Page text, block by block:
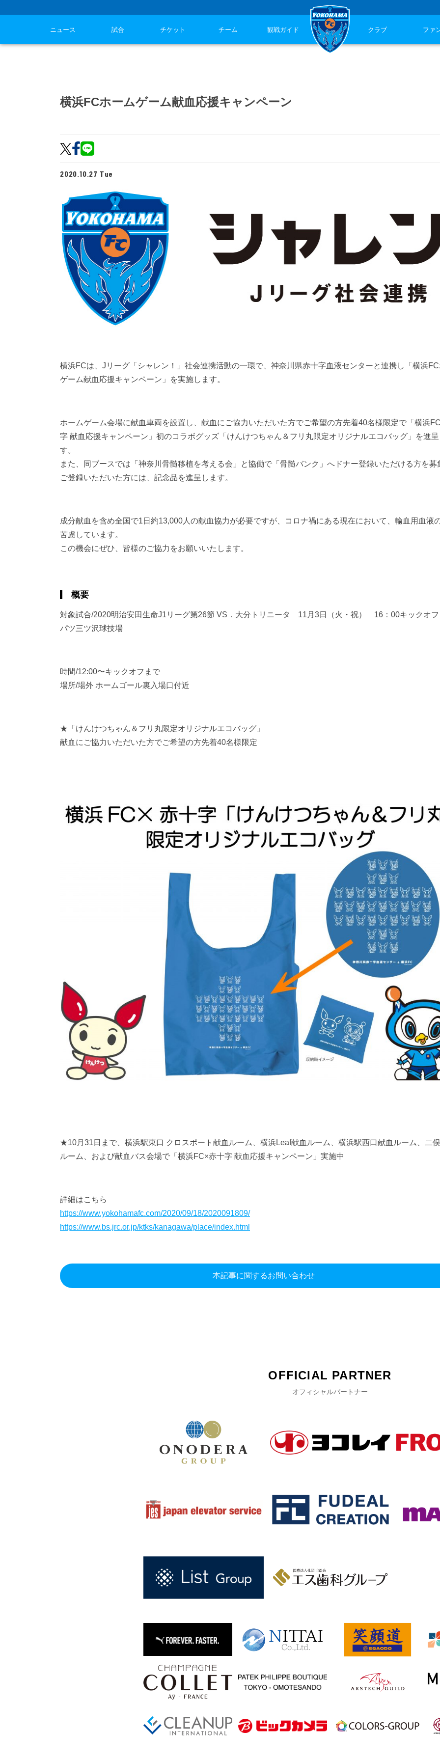
ニュース 試合 チケット チーム 観戦ガイド クラブ ファ
横浜FCホームゲーム献血応援キャンペーン
2020.10.27 Tue
横浜FCは、Jリーグ「シャレン！」社会連携活動の一環で、神奈川県赤十字血液センターと連携し「横浜
ゲーム献血応援キャンペーン」を実施します。
ホームゲーム会場に献血車両を設置し、献血にご協力いただいた方でご希望の方先着40名様限定で「横浜
字 献血応援キャンペーン」初のコラボグッズ「けんけつちゃん＆フリ丸限定オリジナルエコバッグ」を進
す。
また、同ブースでは「神奈川骨髄移植を考える会」と協働で「骨髄バンク」へドナー登録いただける方を募
ご登録いただいた方には、記念品を進呈します。
成分献血を含め全国で1日約13,000人の献血協力が必要ですが、コロナ禍にある現在において、輸血用血液
苦慮しています。
この機会にぜひ、皆様のご協力をお願いいたします。
概要
対象試合/2020明治安田生命J1リーグ第26節 VS．大分トリニータ 11月3日（火・祝） 16：00キックオフ
パツ三ツ沢球技場
時間/12:00〜キックオフまで
場所/場外 ホームゴール裏入場口付近
★「けんけつちゃん＆フリ丸限定オリジナルエコバッグ」
献血にご協力いただいた方でご希望の方先着40名様限定
★10月31日まで、横浜駅東口 クロスポート献血ルーム、横浜Leaf献血ルーム、横浜駅西口献血ルーム、二
ルーム、および献血バス会場で「横浜FC×赤十字 献血応援キャンペーン」実施中
詳細はこちら
https://www.yokohamafc.com/2020/09/18/2020091809/
https://www.bs.jrc.or.jp/ktks/kanagawa/place/index.html
本記事に関するお問い合わせ
OFFICIAL PARTNER
オフィシャルパートナー